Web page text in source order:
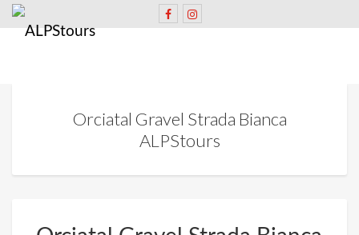
Orciatal Gravel Strada Bianca
ALPStours